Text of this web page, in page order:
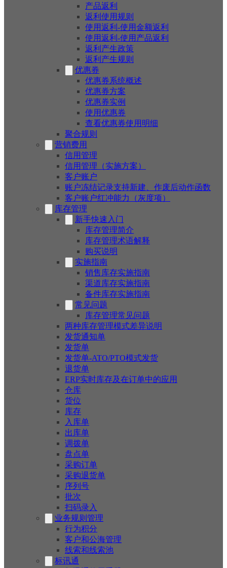
产品返利
返利使用规则
使用返利-使用金额返利
使用返利-使用产品返利
返利产生政策
返利产生规则
优惠券
优惠券系统概述
优惠券方案
优惠券实例
使用优惠券
查看优惠券使用明细
聚合规则
营销费用
信用管理
信用管理（实施方案）
客户账户
账户冻结记录支持新建、作废后动作函数
客户账户红冲能力（灰度项）
库存管理
新手快速入门
库存管理简介
库存管理术语解释
购买说明
实施指南
销售库存实施指南
渠道库存实施指南
备件库存实施指南
常见问题
库存管理常见问题
两种库存管理模式差异说明
发货通知单
发货单
发货单-ATO/PTO模式发货
退货单
ERP实时库存及在订单中的应用
仓库
货位
库存
入库单
出库单
调拨单
盘点单
采购订单
采购退货单
序列号
批次
扫码录入
业务规则管理
行为积分
客户和公海管理
线索和线索池
标讯通